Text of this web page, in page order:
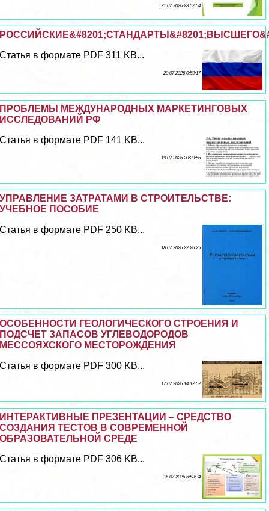
21 07 2026 23:52:54
Статья в формате PDF 311 KB...
20 07 2026 0:59:17
ПРОБЛЕМЫ МЕЖДУНАРОДНЫХ МАРКЕТИНГОВЫХ
ИССЛЕДОВАНИЙ РФ
Статья в формате PDF 141 KB...
19 07 2026 20:29:56
УПРАВЛЕНИЕ ЗАТРАТАМИ В СТРОИТЕЛЬСТВЕ:
УЧЕБНОЕ ПОСОБИЕ
Статья в формате PDF 250 KB...
18 07 2026 22:26:25
ОСОБЕННОСТИ ГЕОЛОГИЧЕСКОГО СТРОЕНИЯ И
ПОДСЧЕТ ЗАПАСОВ УГЛЕВОДОРОДОВ
МЕССОЯХСКОГО МЕСТОРОЖДЕНИЯ
Статья в формате PDF 300 KB...
17 07 2026 14:12:52
ИНТЕРАКТИВНЫЕ ПРЕЗЕНТАЦИИ – СРЕДСТВО
СОЗДАНИЯ ТЕСТОВ В СОВРЕМЕННОЙ
ОБРАЗОВАТЕЛЬНОЙ СРЕДЕ
Статья в формате PDF 306 KB...
16 07 2026 6:53:34